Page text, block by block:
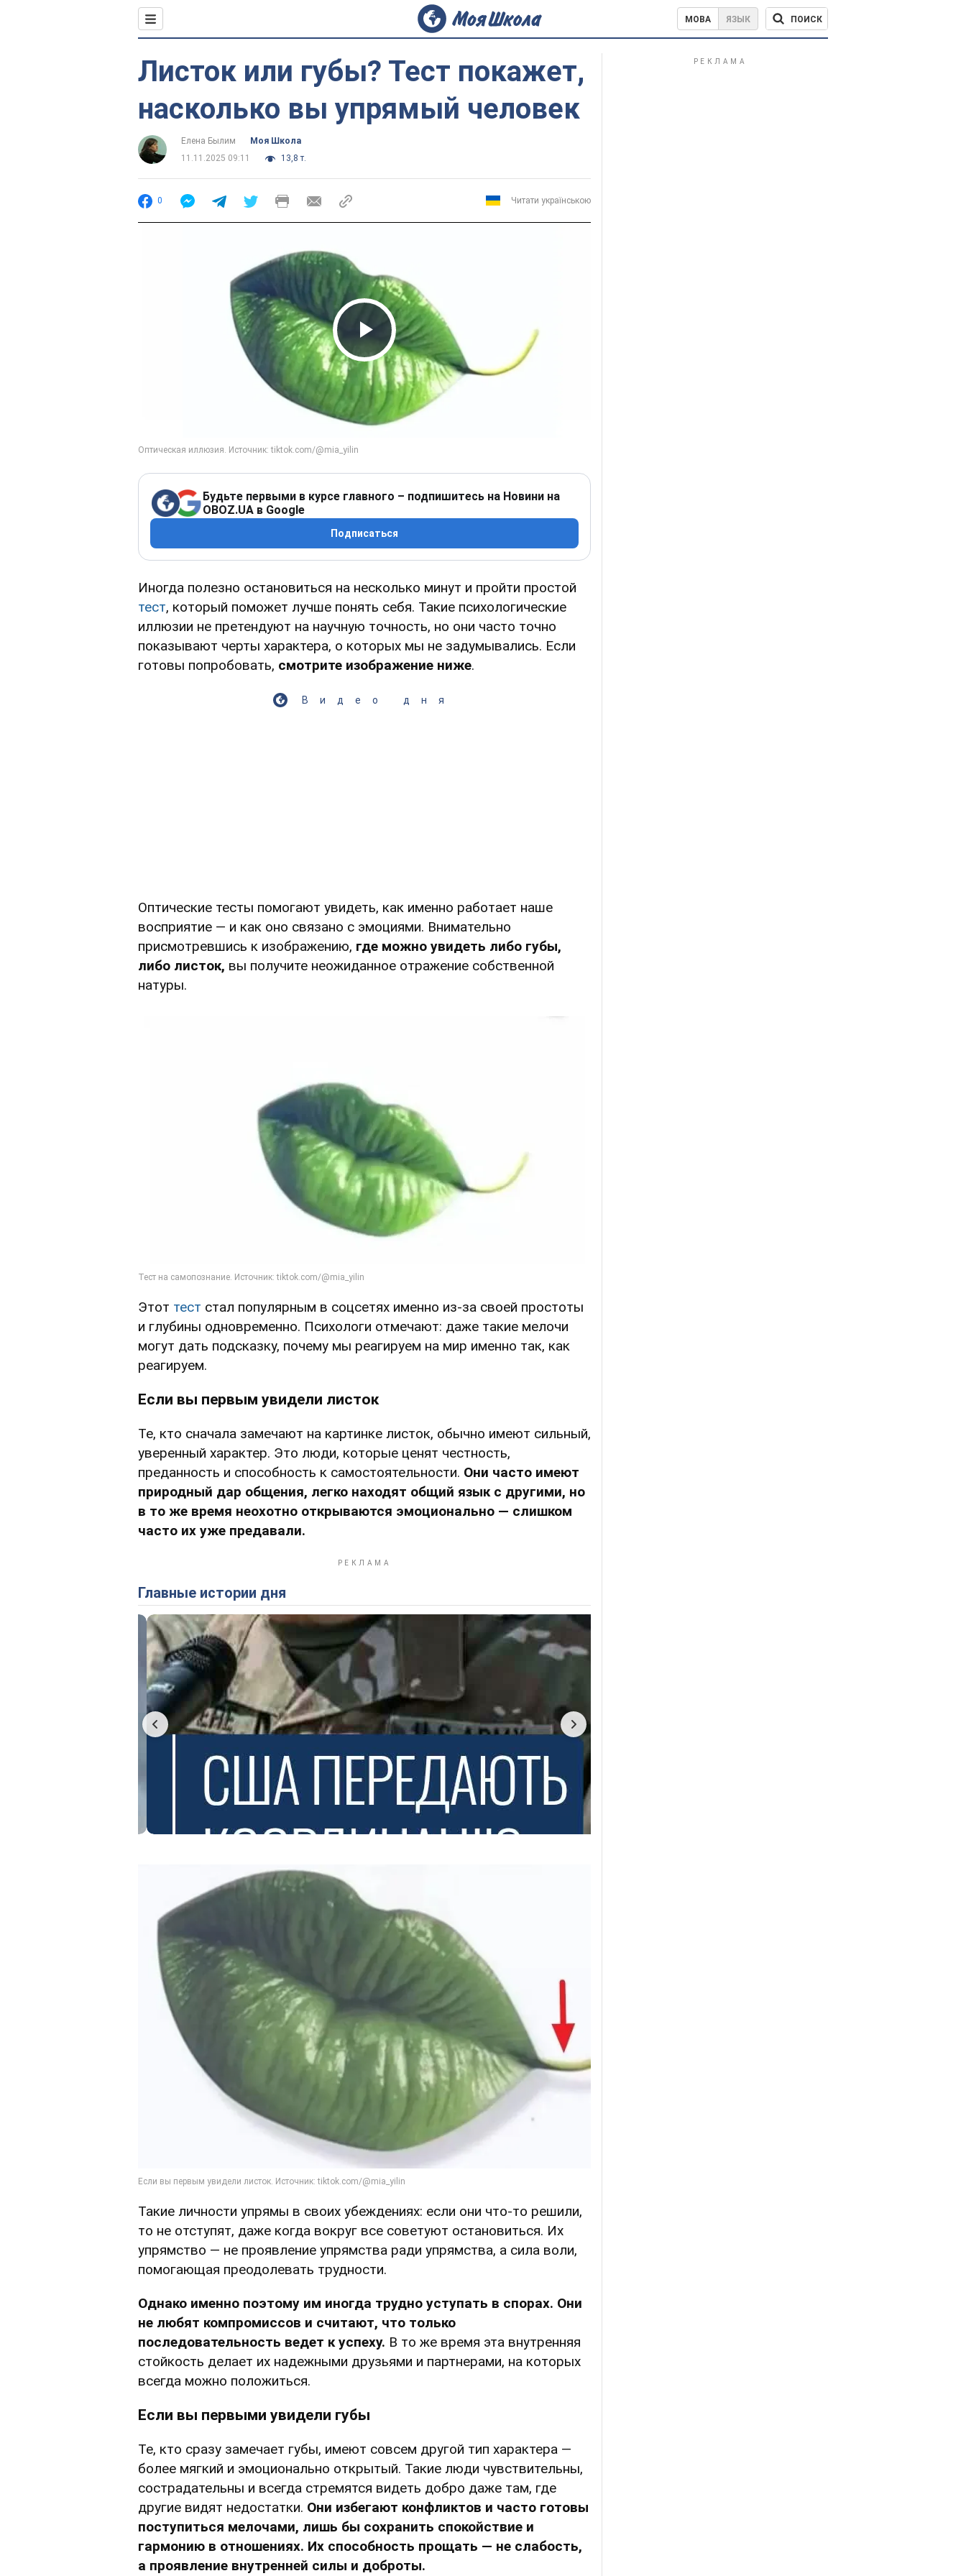
МОВА ЯЗЫК ПОИСК
Листок или губы? Тест покажет,
насколько вы упрямый человек
Елена Былим
Моя Школа
11.11.2025 09:11
13,8 т.
0 Читати українською
Play Video
Будьте первыми в курсе главного – подпишитесь на Новини на
OBOZ.UA в Google
Подписаться
Иногда полезно остановиться на несколько минут и пройти простой
тест, который поможет лучше понять себя. Такие психологические
иллюзии не претендуют на научную точность, но они часто точно
показывают черты характера, о которых мы не задумывались. Если
готовы попробовать, смотрите изображение ниже.
Видео дня
Оптические тесты помогают увидеть, как именно работает наше
восприятие — и как оно связано с эмоциями. Внимательно
присмотревшись к изображению, где можно увидеть либо губы,
либо листок, вы получите неожиданное отражение собственной
натуры.
Этот тест стал популярным в соцсетях именно из-за своей простоты
и глубины одновременно. Психологи отмечают: даже такие мелочи
могут дать подсказку, почему мы реагируем на мир именно так, как
реагируем.
Если вы первым увидели листок
Те, кто сначала замечают на картинке листок, обычно имеют сильный,
уверенный характер. Это люди, которые ценят честность,
преданность и способность к самостоятельности. Они часто имеют
природный дар общения, легко находят общий язык с другими, но
в то же время неохотно открываются эмоционально — слишком
часто их уже предавали.
Главные истории дня
Такие личности упрямы в своих убеждениях: если они что-то решили,
то не отступят, даже когда вокруг все советуют остановиться. Их
упрямство — не проявление упрямства ради упрямства, а сила воли,
помогающая преодолевать трудности.
Однако именно поэтому им иногда трудно уступать в спорах. Они
не любят компромиссов и считают, что только
последовательность ведет к успеху. В то же время эта внутренняя
стойкость делает их надежными друзьями и партнерами, на которых
всегда можно положиться.
Если вы первыми увидели губы
Те, кто сразу замечает губы, имеют совсем другой тип характера —
более мягкий и эмоционально открытый. Такие люди чувствительны,
сострадательны и всегда стремятся видеть добро даже там, где
другие видят недостатки. Они избегают конфликтов и часто готовы
поступиться мелочами, лишь бы сохранить спокойствие и
гармонию в отношениях. Их способность прощать — не слабость,
а проявление внутренней силы и доброты.